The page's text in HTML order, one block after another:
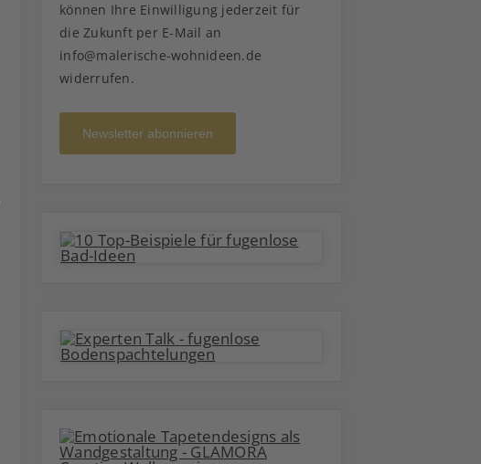
können Ihre Einwilligung jederzeit für
die Zukunft per E-Mail an
info@malerische-wohnideen.de
widerrufen.